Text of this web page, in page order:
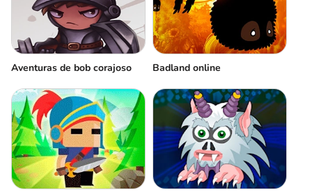
Aventuras de bob corajoso Badland online